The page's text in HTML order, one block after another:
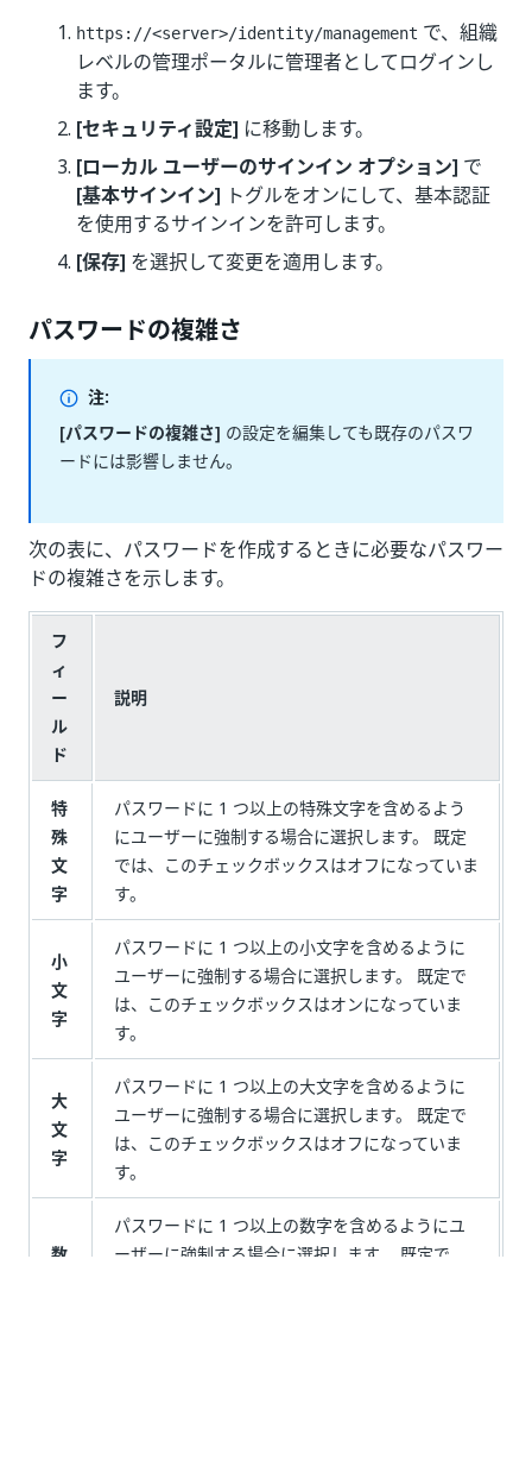
https://<server>/identity/management で、組織
レベルの管理ポータルに管理者としてログインし
ます。
[セキュリティ設定] に移動します。
[ローカル ユーザーのサインイン オプション] で
[基本サインイン] トグルをオンにして、基本認証
を使用するサインインを許可します。
[保存] を選択して変更を適用します。
パスワードの複雑さ
注:
[パスワードの複雑さ] の設定を編集しても既存のパスワ
ードには影響しません。
次の表に、パスワードを作成するときに必要なパスワー
ドの複雑さを示します。
フ
ィ
ー
ル
ド
説明
特
殊
文
字
パスワードに 1 つ以上の特殊文字を含めるよう
にユーザーに強制する場合に選択します。 既定
では、このチェックボックスはオフになっていま
す。
小
文
字
パスワードに 1 つ以上の小文字を含めるように
ユーザーに強制する場合に選択します。 既定で
は、このチェックボックスはオンになっていま
す。
大
文
字
パスワードに 1 つ以上の大文字を含めるように
ユーザーに強制する場合に選択します。 既定で
は、このチェックボックスはオフになっていま
す。
数
パスワードに 1 つ以上の数字を含めるようにユ
ーザーに強制する場合に選択します。 既定で